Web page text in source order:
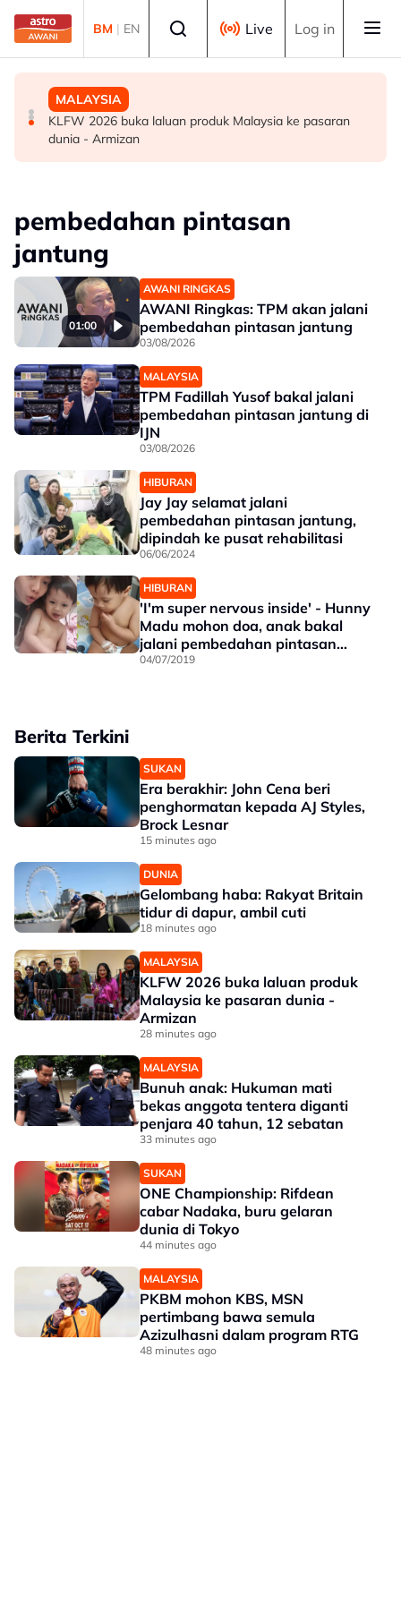
Skip to main content
BM | EN Live Log in
SUKAN
Era berakhir: John Cena beri penghormatan kepada AJ
Styles, Brock Lesnar
DUNIA
Gelombang haba: Rakyat Britain tidur di dapur, ambil
cuti
MALAYSIA
KLFW 2026 buka laluan produk Malaysia ke pasaran
dunia - Armizan
pembedahan pintasan
jantung
01:00
AWANI RINGKAS
AWANI Ringkas: TPM akan jalani
pembedahan pintasan jantung
03/08/2026
MALAYSIA
TPM Fadillah Yusof bakal jalani
pembedahan pintasan jantung di
IJN
03/08/2026
HIBURAN
Jay Jay selamat jalani
pembedahan pintasan jantung,
dipindah ke pusat rehabilitasi
06/06/2024
HIBURAN
'I'm super nervous inside' - Hunny
Madu mohon doa, anak bakal
jalani pembedahan pintasan
jantung
04/07/2019
Berita Terkini
SUKAN
Era berakhir: John Cena beri
penghormatan kepada AJ Styles,
Brock Lesnar
15 minutes ago
DUNIA
Gelombang haba: Rakyat Britain
tidur di dapur, ambil cuti
18 minutes ago
MALAYSIA
KLFW 2026 buka laluan produk
Malaysia ke pasaran dunia -
Armizan
28 minutes ago
MALAYSIA
Bunuh anak: Hukuman mati
bekas anggota tentera diganti
penjara 40 tahun, 12 sebatan
33 minutes ago
SUKAN
ONE Championship: Rifdean
cabar Nadaka, buru gelaran
dunia di Tokyo
44 minutes ago
MALAYSIA
PKBM mohon KBS, MSN
pertimbang bawa semula
Azizulhasni dalam program RTG
48 minutes ago